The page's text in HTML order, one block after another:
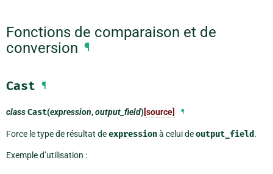
Fonctions de comparaison et de
conversion ¶
Cast ¶
classCast(expression,output_field)[source] ¶
Force le type de résultat deexpressionà celui deoutput_field.
Exemple d’utilisation :